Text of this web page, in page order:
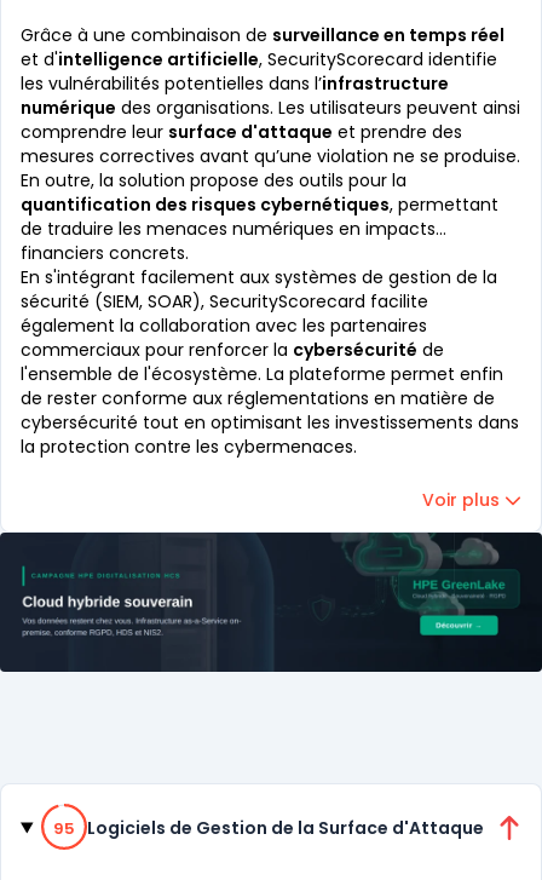
Grâce à une combinaison de surveillance en temps réel
et d'intelligence artificielle, SecurityScorecard identifie
les vulnérabilités potentielles dans l’infrastructure
numérique des organisations. Les utilisateurs peuvent ainsi
comprendre leur surface d'attaque et prendre des
mesures correctives avant qu’une violation ne se produise.
En outre, la solution propose des outils pour la
quantification des risques cybernétiques, permettant
de traduire les menaces numériques en impacts
financiers concrets.
En s'intégrant facilement aux systèmes de gestion de la
sécurité (SIEM, SOAR), SecurityScorecard facilite
également la collaboration avec les partenaires
commerciaux pour renforcer la cybersécurité de
l'ensemble de l'écosystème. La plateforme permet enfin
de rester conforme aux réglementations en matière de
cybersécurité tout en optimisant les investissements dans
la protection contre les cybermenaces.
Voir plus
Catégories
95% de compatibilité
95 Logiciels de Gestion de la Surface d'Attaque